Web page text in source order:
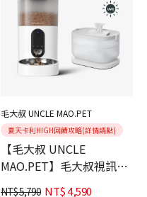
毛大叔 UNCLE MAO.PET
夏天卡利HIGH回饋攻略(詳情請點)
【毛大叔 UNCLE
MAO.PET】毛大叔視訊餵
食器+PETLIBRO 清泉寵物
NT$5,790 NT$4,590